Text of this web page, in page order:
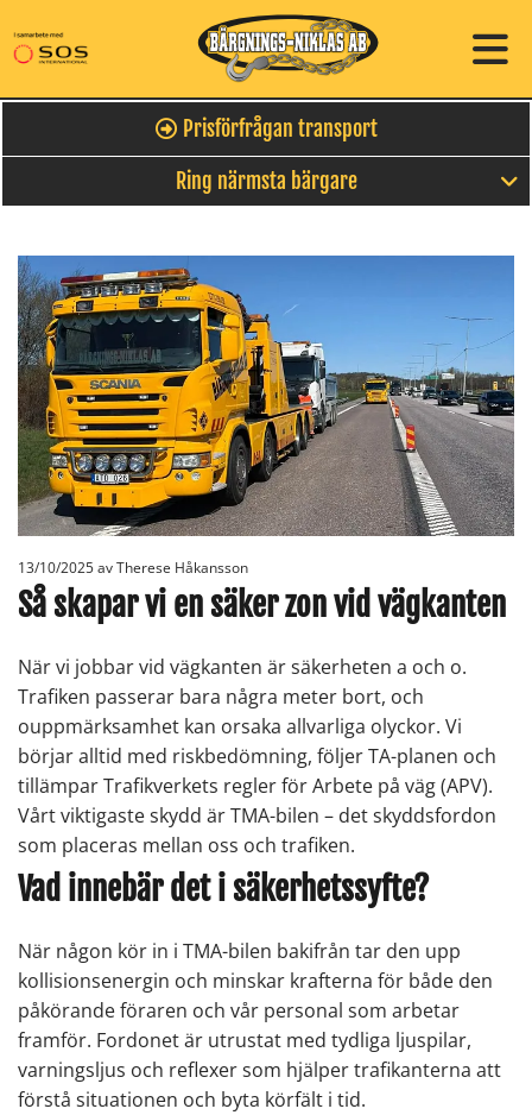
Prisförfrågan transport
Ring närmsta bärgare
13/10/2025av Therese Håkansson
Så skapar vi en säker zon vid vägkanten
När vi jobbar vid vägkanten är säkerheten a och o.
Trafiken passerar bara några meter bort, och
ouppmärksamhet kan orsaka allvarliga olyckor. Vi
börjar alltid med riskbedömning, följer TA-planen och
tillämpar Trafikverkets regler för Arbete på väg (APV).
Vårt viktigaste skydd är TMA-bilen – det skyddsfordon
som placeras mellan oss och trafiken.
Vad innebär det i säkerhetssyfte?
När någon kör in i TMA-bilen bakifrån tar den upp
kollisionsenergin och minskar krafterna för både den
påkörande föraren och vår personal som arbetar
framför. Fordonet är utrustat med tydliga ljuspilar,
varningsljus och reflexer som hjälper trafikanterna att
förstå situationen och byta körfält i tid.